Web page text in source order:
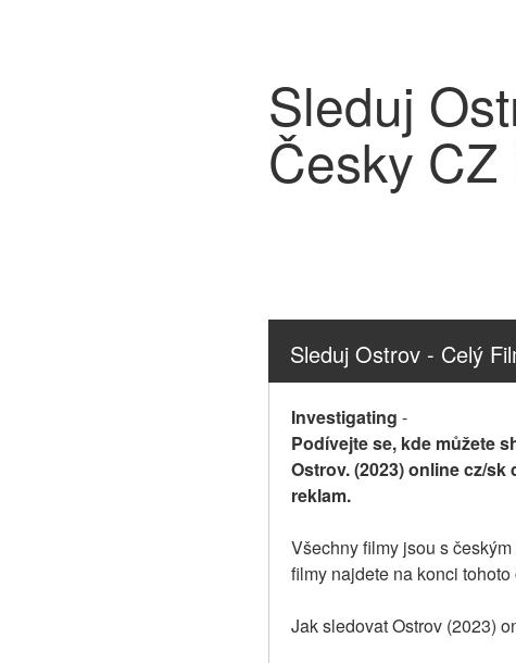
Sleduj
Česky CZ
Sleduj Ostrov - Celý
Investigating -
Podívejte se, kde můžete
Ostrov. (2023) online cz/
reklam.
Všechny filmy jsou s
filmy najdete na konci tohoto
Jak sledovat Ostrov (2023)